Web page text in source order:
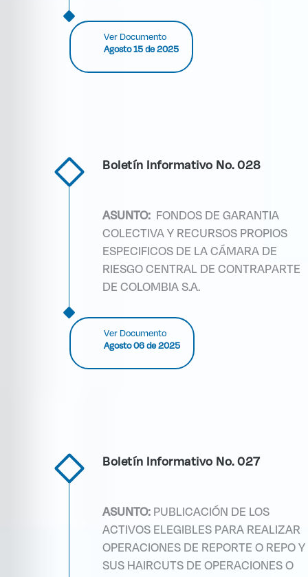
Ver Documento
Agosto 15 de 2025
Boletín Informativo No. 028
ASUNTO: FONDOS DE GARANTIA
COLECTIVA Y RECURSOS PROPIOS
ESPECIFICOS DE LA CÁMARA DE
RIESGO CENTRAL DE CONTRAPARTE
DE COLOMBIA S.A.
Ver Documento
Agosto 06 de 2025
Boletín Informativo No. 027
ASUNTO: PUBLICACIÓN DE LOS
ACTIVOS ELEGIBLES PARA REALIZAR
OPERACIONES DE REPORTE O REPO Y
SUS HAIRCUTS DE OPERACIONES O